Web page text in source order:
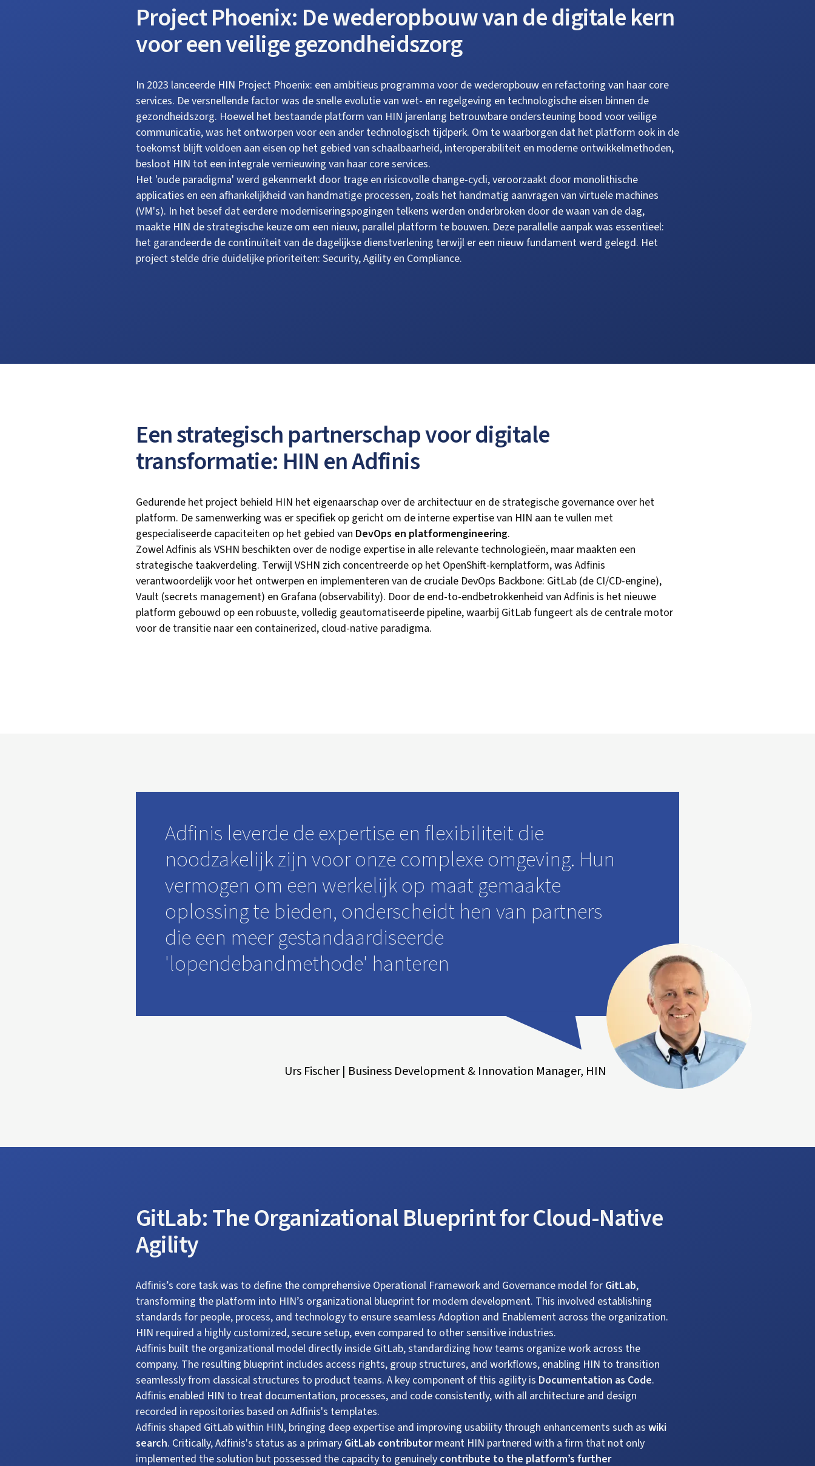
Project Phoenix: De wederopbouw van de digitale kern
voor een veilige gezondheidszorg
In 2023 lanceerde HIN Project Phoenix: een ambitieus programma voor de wederopbouw en refactoring van haar core
services. De versnellende factor was de snelle evolutie van wet- en regelgeving en technologische eisen binnen de
gezondheidszorg. Hoewel het bestaande platform van HIN jarenlang betrouwbare ondersteuning bood voor veilige
communicatie, was het ontworpen voor een ander technologisch tijdperk. Om te waarborgen dat het platform ook in de
toekomst blijft voldoen aan eisen op het gebied van schaalbaarheid, interoperabiliteit en moderne ontwikkelmethoden,
besloot HIN tot een integrale vernieuwing van haar core services.
Het 'oude paradigma' werd gekenmerkt door trage en risicovolle change-cycli, veroorzaakt door monolithische
applicaties en een afhankelijkheid van handmatige processen, zoals het handmatig aanvragen van virtuele machines
(VM's). In het besef dat eerdere moderniseringspogingen telkens werden onderbroken door de waan van de dag,
maakte HIN de strategische keuze om een nieuw, parallel platform te bouwen. Deze parallelle aanpak was essentieel:
het garandeerde de continuïteit van de dagelijkse dienstverlening terwijl er een nieuw fundament werd gelegd. Het
project stelde drie duidelijke prioriteiten: Security, Agility en Compliance.
Een strategisch partnerschap voor digitale
transformatie: HIN en Adfinis
Gedurende het project behield HIN het eigenaarschap over de architectuur en de strategische governance over het
platform. De samenwerking was er specifiek op gericht om de interne expertise van HIN aan te vullen met
gespecialiseerde capaciteiten op het gebied van DevOps en platformengineering.
Zowel Adfinis als VSHN beschikten over de nodige expertise in alle relevante technologieën, maar maakten een
strategische taakverdeling. Terwijl VSHN zich concentreerde op het OpenShift-kernplatform, was Adfinis
verantwoordelijk voor het ontwerpen en implementeren van de cruciale DevOps Backbone: GitLab (de CI/CD-engine),
Vault (secrets management) en Grafana (observability). Door de end-to-endbetrokkenheid van Adfinis is het nieuwe
platform gebouwd op een robuuste, volledig geautomatiseerde pipeline, waarbij GitLab fungeert als de centrale motor
voor de transitie naar een containerized, cloud-native paradigma.
Adfinis leverde de expertise en flexibiliteit die
noodzakelijk zijn voor onze complexe omgeving. Hun
vermogen om een werkelijk op maat gemaakte
oplossing te bieden, onderscheidt hen van partners
die een meer gestandaardiseerde
'lopendebandmethode' hanteren
Urs Fischer | Business Development & Innovation Manager, HIN
GitLab: The Organizational Blueprint for Cloud-Native
Agility
Adfinis’s core task was to define the comprehensive Operational Framework and Governance model for GitLab,
transforming the platform into HIN’s organizational blueprint for modern development. This involved establishing
standards for people, process, and technology to ensure seamless Adoption and Enablement across the organization.
HIN required a highly customized, secure setup, even compared to other sensitive industries.
Adfinis built the organizational model directly inside GitLab, standardizing how teams organize work across the
company. The resulting blueprint includes access rights, group structures, and workflows, enabling HIN to transition
seamlessly from classical structures to product teams. A key component of this agility is Documentation as Code.
Adfinis enabled HIN to treat documentation, processes, and code consistently, with all architecture and design
recorded in repositories based on Adfinis's templates.
Adfinis shaped GitLab within HIN, bringing deep expertise and improving usability through enhancements such as wiki
search. Critically, Adfinis's status as a primary GitLab contributormeant HIN partnered with a firm that not only
implemented the solution but possessed the capacity to genuinely contribute to the platform’s further